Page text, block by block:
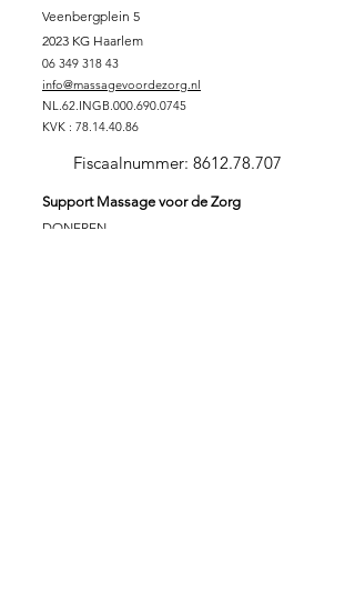
Veenbergplein 5
2023 KG Haarlem
06 349 318 43
info@massagevoordezorg.nl
NL.62.INGB.000.690.0745
KVK : 78.14.40.86
Fiscaalnummer: 8612.78.707
Support Massage voor de Zorg
DONEREN